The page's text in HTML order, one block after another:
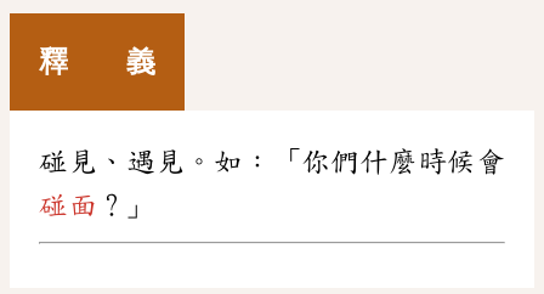
釋 義
碰見、遇見。如：「你們什麼時候會
碰面 ？」